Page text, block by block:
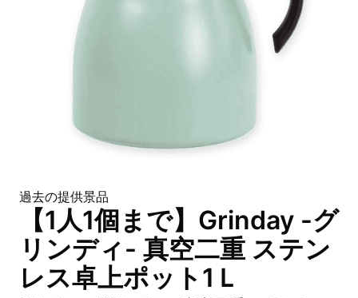
過去の提供景品
【1人1個まで】Grinday -グ
リンディ- 真空二重 ステン
レス卓上ポット1Ｌ